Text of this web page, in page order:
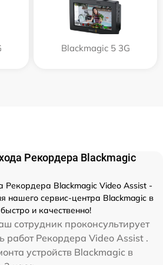
Blackmagic 5 3G
Рекордера Blackmagic
Blackmagic Video Assist -
нашего сервис-центра Blackmagic в
и качественно!
сотрудник проконсультирует
работ Рекордера Video Assist .
устройств Blackmagic в